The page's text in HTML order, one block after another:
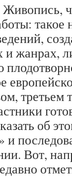
Живопись,
такое
и жанрах,
третьем
об
и
Вот,